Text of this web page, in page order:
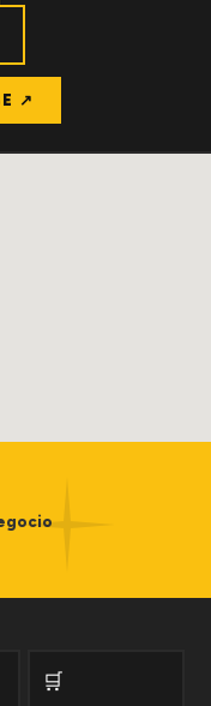
↗
🛒